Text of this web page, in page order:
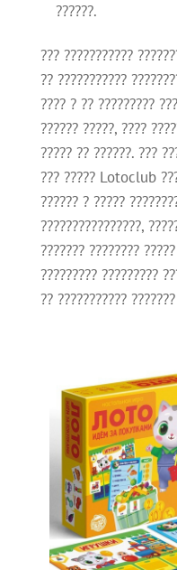
??????.
??? ???????????
?? ???????????
???? ? ?? ?????????
?????? ?????, ????
????? ?? ??????. ???
??? ????? Lotoclub
?????? ? ?????
????????????????,
??????? ????????
????????? ?????????
?? ???????????